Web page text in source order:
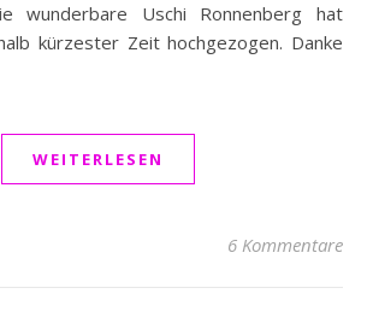
wunderbare Uschi Ronnenberg hat
kürzester Zeit hochgezogen. Danke
WEITERLESEN
6 Kommentare